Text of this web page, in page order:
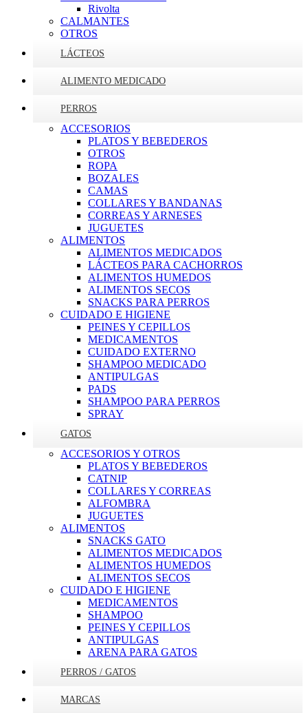
Rivolta
CALMANTES
OTROS
LÁCTEOS
ALIMENTO MEDICADO
PERROS
ACCESORIOS
PLATOS Y BEBEDEROS
OTROS
ROPA
BOZALES
CAMAS
COLLARES Y BANDANAS
CORREAS Y ARNESES
JUGUETES
ALIMENTOS
ALIMENTOS MEDICADOS
LÁCTEOS PARA CACHORROS
ALIMENTOS HUMEDOS
ALIMENTOS SECOS
SNACKS PARA PERROS
CUIDADO E HIGIENE
PEINES Y CEPILLOS
MEDICAMENTOS
CUIDADO EXTERNO
SHAMPOO MEDICADO
ANTIPULGAS
PADS
SHAMPOO PARA PERROS
SPRAY
GATOS
ACCESORIOS Y OTROS
PLATOS Y BEBEDEROS
CATNIP
COLLARES Y CORREAS
ALFOMBRA
JUGUETES
ALIMENTOS
SNACKS GATO
ALIMENTOS MEDICADOS
ALIMENTOS HUMEDOS
ALIMENTOS SECOS
CUIDADO E HIGIENE
MEDICAMENTOS
SHAMPOO
PEINES Y CEPILLOS
ANTIPULGAS
ARENA PARA GATOS
PERROS / GATOS
MARCAS